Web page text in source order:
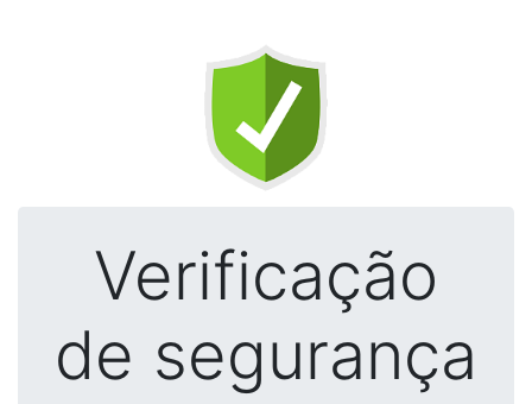
Verificação
de segurança